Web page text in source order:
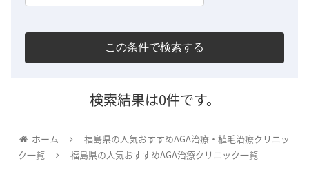
この条件で検索する
検索結果は0件です。
ホーム
福島県の人気おすすめAGA治療・植毛治療クリニッ
ク一覧
福島県の人気おすすめAGA治療クリニック一覧